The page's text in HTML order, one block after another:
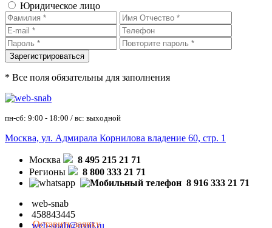
Юридическое лицо
* Все поля обязательны для заполнения
пн-сб: 9:00 - 18:00 / вс: выходной
Москва, ул. Адмирала Корнилова владение 60, стр. 1
Москва
8 495 215 21 71
Регионы
8 800 333 21 71
8 916 333 21 71
web-snab
458843445
web-snab@mail.ru
Оставить заявку